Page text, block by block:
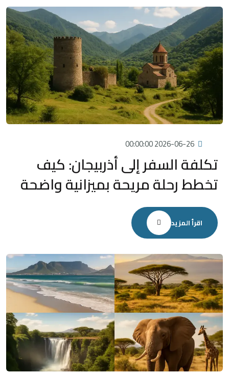
2026-06-26 00:00:00
تكلفة السفر إلى أذربيجان: كيف
تخطط رحلة مريحة بميزانية واضحة
اقرأ المزيد